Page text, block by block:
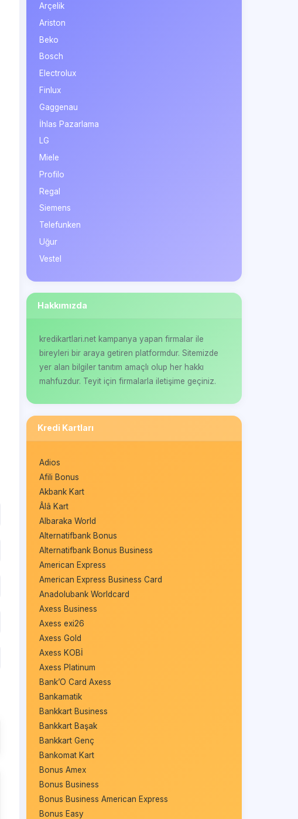
Arçelik
Ariston
Beko
Bosch
Electrolux
Finlux
Gaggenau
İhlas Pazarlama
LG
Miele
Profilo
Regal
Siemens
Telefunken
Uğur
Vestel
Hakkımızda
kredikartlari.net kampanya yapan firmalar ile
bireyleri bir araya getiren platformdur. Sitemizde
yer alan bilgiler tanıtım amaçlı olup her hakkı
mahfuzdur. Teyit için firmalarla iletişime geçiniz.
Kredi Kartları
Adios
Afili Bonus
Akbank Kart
Âlâ Kart
Albaraka World
Alternatifbank Bonus
Alternatifbank Bonus Business
American Express
American Express Business Card
Anadolubank Worldcard
Axess Business
Axess exi26
Axess Gold
Axess KOBİ
Axess Platinum
Bank’O Card Axess
Bankamatik
Bankkart Business
Bankkart Başak
Bankkart Genç
Bankomat Kart
Bonus Amex
Bonus Business
Bonus Business American Express
Bonus Easy